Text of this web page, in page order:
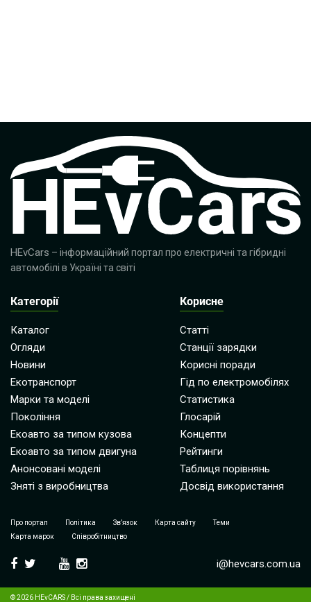
HEvCars – інформаційний портал про електричні та гібридні
автомобілі в Україні та світі
Категорії
Каталог
Огляди
Новини
Екотранспорт
Марки та моделі
Покоління
Екоавто за типом кузова
Екоавто за типом двигуна
Анонсовані моделі
Зняті з виробництва
Корисне
Статті
Станції зарядки
Корисні поради
Гід по електромобілях
Статистика
Глосарій
Концепти
Рейтинги
Таблиця порівнянь
Досвід використання
Про портал Політика Зв’язок Карта сайту
Теми
Карта марок
Співробітництво
i@hevcars.com.ua
© 2026 HEvCARS / Всі права захищені